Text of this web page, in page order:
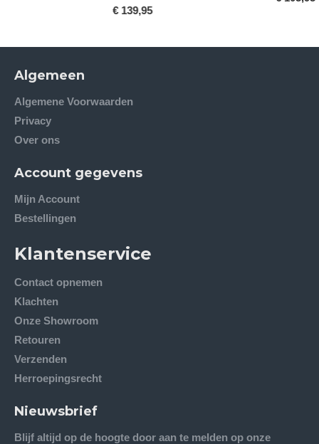
Algemeen
Algemene Voorwaarden
Privacy
Over ons
Account gegevens
Mijn Account
Bestellingen
Klantenservice
Contact opnemen
Klachten
Onze Showroom
Retouren
Verzenden
Herroepingsrecht
Nieuwsbrief
Blijf altijd op de hoogte door aan te melden op onze